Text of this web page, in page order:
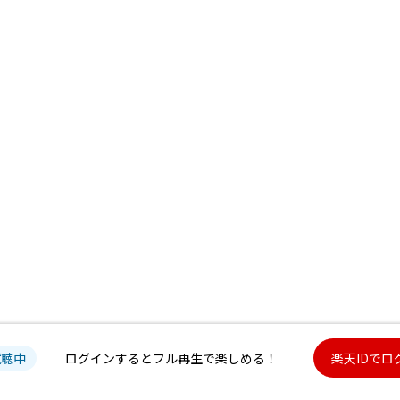
中 ログインするとフル再生で楽しめる！ 楽天IDでロ